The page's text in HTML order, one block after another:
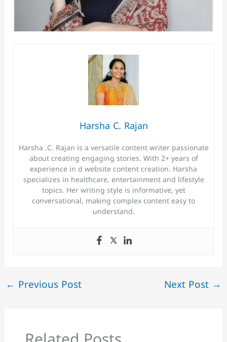
Harsha C. Rajan
Harsha .C. Rajan is a versatile content writer passionate
about creating engaging stories. With 2+ years of
experience in d website content creation. Harsha
specializes in healthcare, entertainment and lifestyle
topics. Her writing style is informative, yet
conversational, making complex content easy to
understand.
← Previous Post Next Post →